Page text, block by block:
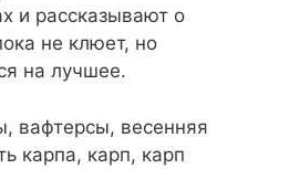
и рассказывают о
не клюет, но
на лучшее.
вафтерсы, весенняя
карпа, карп, карп